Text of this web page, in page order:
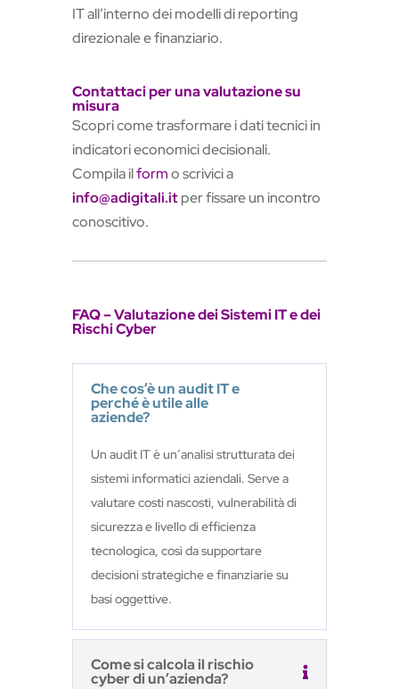
IT all’interno dei modelli di reporting
direzionale e finanziario.
Contattaci per una valutazione su
misura
Scopri come trasformare i dati tecnici in
indicatori economici decisionali.
Compila ilformo scrivici a
info@adigitali.itper fissare un incontro
conoscitivo.
FAQ – Valutazione dei Sistemi IT e dei
Rischi Cyber
Che cos’è un audit IT e
perché è utile alle
aziende?
Un audit IT è un’analisi strutturata dei
sistemi informatici aziendali. Serve a
valutare costi nascosti, vulnerabilità di
sicurezza e livello di efficienza
tecnologica, così da supportare
decisioni strategiche e finanziarie su
basi oggettive.
Come si calcola il rischio
cyber di un’azienda?